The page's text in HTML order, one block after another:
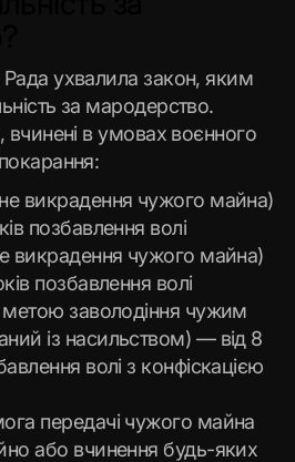
ухвалила закон, яким
за мародерство.
вчинені в умовах воєнного
викрадення чужого майна)
позбавлення волі
викрадення чужого майна)
позбавлення волі
метою заволодіння чужим
із насильством) — від 8
волі з конфіскацією
передачі чужого майна
або вчинення будь-яких